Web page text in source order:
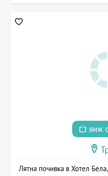
виж
Лятна почивка в Хотел